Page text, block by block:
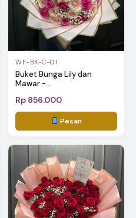
WF-BK-C-01
Buket Bunga Lily dan
Mawar -...
Rp 856.000
Pesan